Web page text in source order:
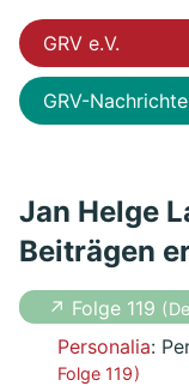
GRV e.V.
GRV-
Jan Helge
Beiträgen
↗ Folge 119 (
Personalia:
Folge 119 )